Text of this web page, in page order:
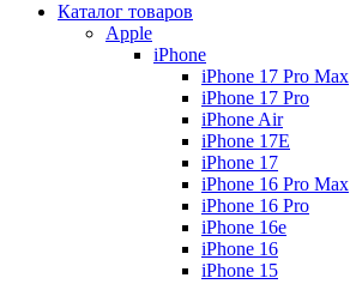
Каталог товаров
Apple
iPhone
iPhone 17 Pro Max
iPhone 17 Pro
iPhone Air
iPhone 17E
iPhone 17
iPhone 16 Pro Max
iPhone 16 Pro
iPhone 16e
iPhone 16
iPhone 15